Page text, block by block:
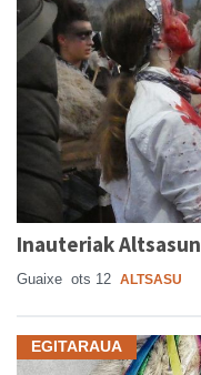
Inauteriak Altsasun
Guaixe ots 12 ALTSASU
EGITARAUA